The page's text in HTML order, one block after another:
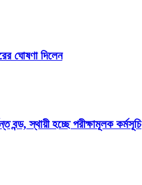
ঘোষণা দিলেন
বন্ড, স্থায়ী হচ্ছে পরীক্ষামূলক কর্মসূচি